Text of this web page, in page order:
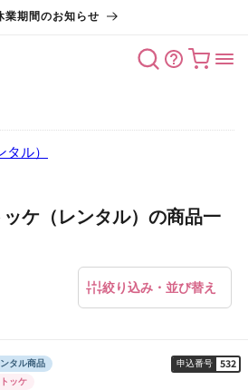
業期間のお知らせ
カート
ル）
ケ（レンタル）の商品一
絞り込み・並び替え
タル商品 申込番号 532
ッケ